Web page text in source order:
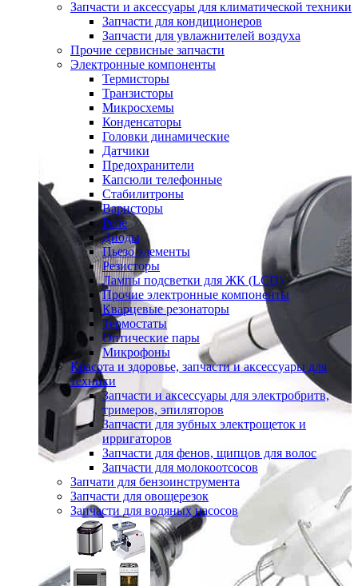
Запчасти и аксессуары для климатической техники
Запчасти для кондиционеров
Запчасти для увлажнителей воздуха
Прочие сервисные запчасти
Электронные компоненты
Термисторы
Транзисторы
Микросхемы
Конденсаторы
Головки динамические
Датчики
Предохранители
Капсюли телефонные
Стабилитроны
Варисторы
Реле
Диоды
Пьезо элементы
Резисторы
Лампы подсветки для ЖК (LCD)
Прочие электронные компоненты
Кварцевые резонаторы
Термостаты
Оптические пары
Микрофоны
Красота и здоровье, запчасти и аксессуары для
техники
Запчасти и аксессуары для электробритв,
тримеров, эпиляторов
Запчасти для зубных электрощеток и
ирригаторов
Запчасти для фенов, щипцов для волос
Запчасти для молокоотсосов
Запчати для бензоинструмента
Запчасти для овощерезок
Запчасти для водяных насосов